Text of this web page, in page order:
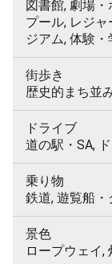
図書館, 劇場
プール, レジ
ジアム, 体験
街歩き
歴史的まち並
ドライブ
道の駅・SA,
乗り物
鉄道, 遊覧船・
景色
ロープウェイ,